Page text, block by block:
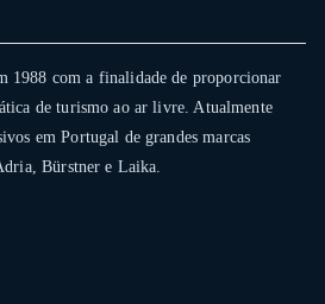
1988 com a finalidade de proporcionar
de turismo ao ar livre. Atualmente
em Portugal de grandes marcas
Bürstner e Laika.